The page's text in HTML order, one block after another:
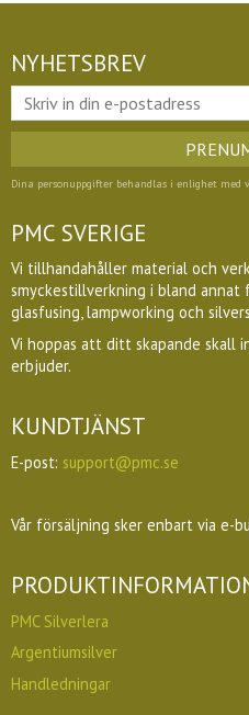
NYHETSBREV
Dina personuppgifter behandlas i enlighet med
PMC SVERIGE
Vi tillhandahåller material och
smyckestillverkning i bland annat
glasfusing, lampworking och
Vi hoppas att ditt skapande skall
erbjuder.
KUNDTJÄNST
E-post: support@pmc.se
Vår försäljning sker enbart via e-
PMC Silverlera
Argentiumsilver
Handledningar